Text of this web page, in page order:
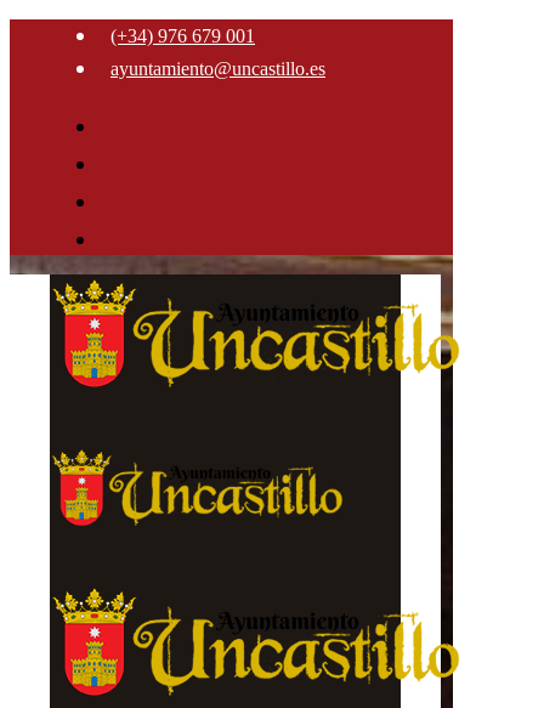
(+34) 976 679 001
ayuntamiento@uncastillo.es